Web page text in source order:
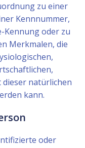
zu einer
Kennnummer,
Kennung oder zu
Merkmalen, die
natürlichen
kann.
oder